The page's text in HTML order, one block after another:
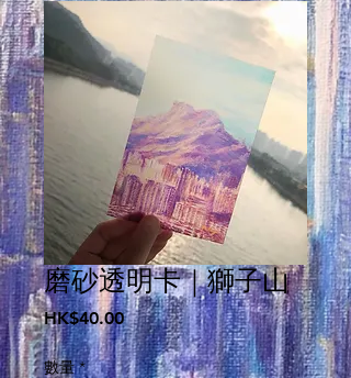
磨砂透明卡｜獅子山
HK$40.00價
格
數量 *